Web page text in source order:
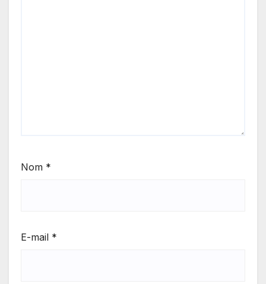
Nom *
E-mail *